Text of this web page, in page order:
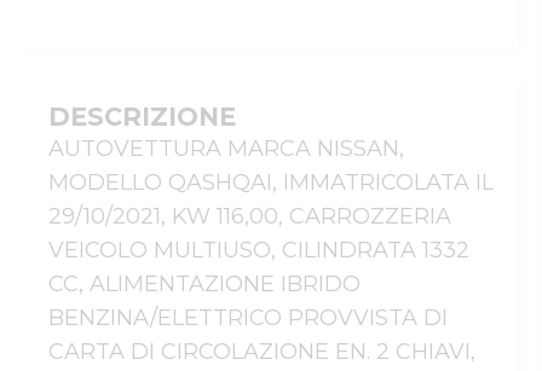
DESCRIZIONE
AUTOVETTURA MARCA NISSAN,
MODELLO QASHQAI, IMMATRICOLATA IL
29/10/2021, KW 116,00, CARROZZERIA
VEICOLO MULTIUSO, CILINDRATA 1332
CC, ALIMENTAZIONE IBRIDO
BENZINA/ELETTRICO PROVVISTA DI
CARTA DI CIRCOLAZIONE EN. 2 CHIAVI,